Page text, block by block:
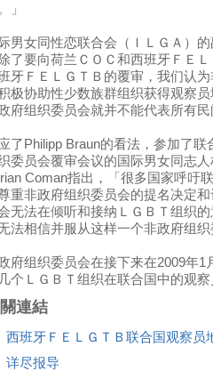
」
男女同性恋联合会（ＩＬＧＡ）
除了要向荷兰ＣＯＣ和西班牙ＦＥ
牙ＦＥＬＧＴＢ的覆审，我们认
极协助性少数族群组织获得观察
府组织委员会就并不能代表所有
了Philipp Braun的看法，参加了
委员会覆审会议的国际男女同志
Coman指出，「很多国家呼吁
重非政府组织委员会的提名决定
无法在倾听和接纳ＬＧＢＴ组织
法相信并服从这样一个非政府组
府组织委员会在接下来在2009年
个ＬＧＢＴ组织在联合国中的观
連結
西班牙ＦＥＬＧＴＢ联合国观察员
详尽报导